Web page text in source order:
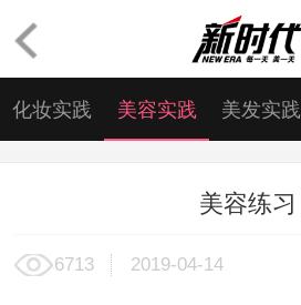
化妆实践 美容实践 美发实践
美容练习
6713 2019-04-14